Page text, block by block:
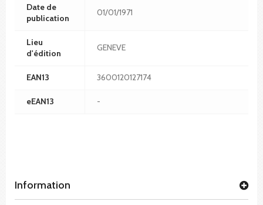
Date de
publication
01/01/1971
Lieu
d'édition
GENEVE
EAN13 3600120127174
eEAN13 -
Information